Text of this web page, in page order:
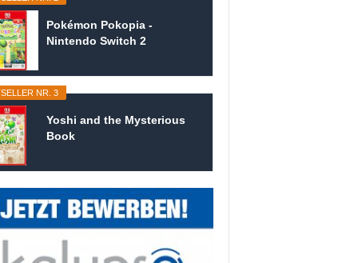
Pokémon Pokopia -
Nintendo Switch 2
NR. 3
Yoshi and the Mysterious
Book